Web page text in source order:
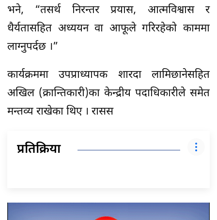
भने, “तसर्थ निरन्तर प्रयास, आत्मविश्वास र
धैर्यतासहित अध्ययन वा आफूले गरिरहेको काममा
लाग्नुपर्दछ ।”
कार्यक्रममा उपप्राध्यापक शारदा लामिछानेसहित
अखिल (क्रान्तिकारी)का केन्द्रीय पदाधिकारीले समेत
मन्तव्य राखेका थिए । रासस
प्रतिक्रिया